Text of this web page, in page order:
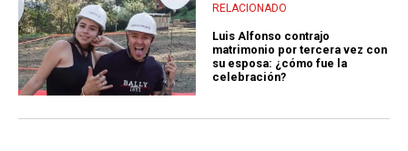
RELACIONADO
Luis Alfonso contrajo
matrimonio por tercera vez con
su esposa: ¿cómo fue la
celebración?